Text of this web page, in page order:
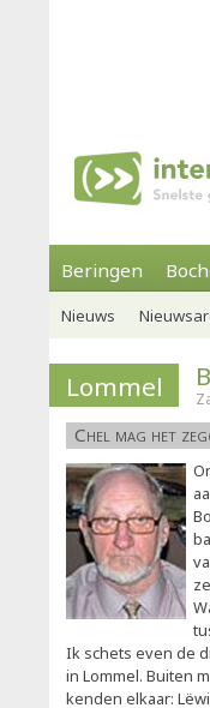
Beringen
Nieuws
Lommel
Chel mag het
Ik schets even de
in Lommel. Buiten
kenden elkaar: